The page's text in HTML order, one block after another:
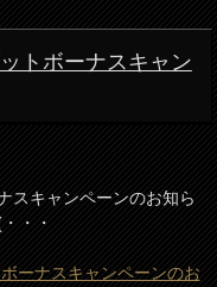
トボーナスキャン
スキャンペーンのお知ら
・・
ーナスキャンペーンのお